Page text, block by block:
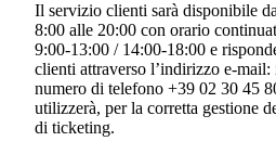
Il servizio clienti sarà disponibile
8:00 alle 20:00 con orario
9:00-13:00 / 14:00-18:00 e
clienti attraverso l’indirizzo e-
numero di telefono +39 02 30 45
utilizzerà, per la corretta gestione
di ticketing.